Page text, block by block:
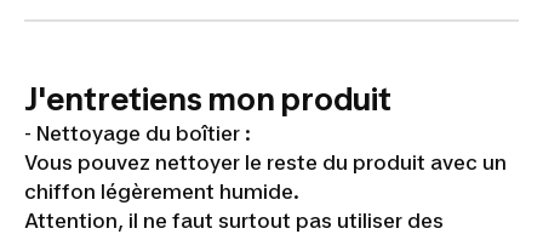
J'entretiens mon produit
- Nettoyage du boîtier :
Vous pouvez nettoyer le reste du produit avec un
chiffon légèrement humide.
Attention, il ne faut surtout pas utiliser des